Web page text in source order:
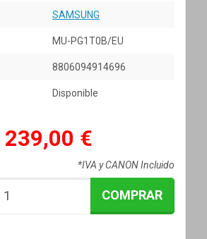
SAMSUNG
MU-PG1T0B/EU
8806094914696
Disponible
239,00 €
*IVA y CANON Incluido
COMPRAR